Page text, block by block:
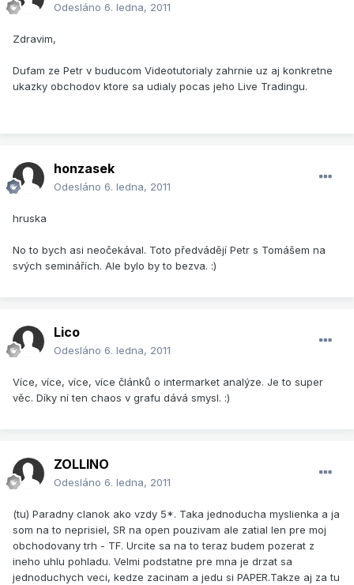
Odesláno 6. ledna, 2011
Zdravim,
Dufam ze Petr v buducom Videotutorialy zahrnie uz aj konkretne
ukazky obchodov ktore sa udialy pocas jeho Live Tradingu.
honzasek
Odesláno 6. ledna, 2011
hruska
No to bych asi neočekával. Toto předvádějí Petr s Tomášem na
svých seminářích. Ale bylo by to bezva. :)
Lico
Odesláno 6. ledna, 2011
Více, více, více, více článků o intermarket analýze. Je to super
věc. Díky ní ten chaos v grafu dává smysl. :)
ZOLLINO
Odesláno 6. ledna, 2011
(tu) Paradny clanok ako vzdy 5*. Taka jednoducha myslienka a ja
som na to neprisiel, SR na open pouzivam ale zatial len pre moj
obchodovany trh - TF. Urcite sa na to teraz budem pozerat z
ineho uhlu pohladu. Velmi podstatne pre mna je drzat sa
jednoduchych veci, kedze zacinam a jedu si PAPER.Takze aj za tu